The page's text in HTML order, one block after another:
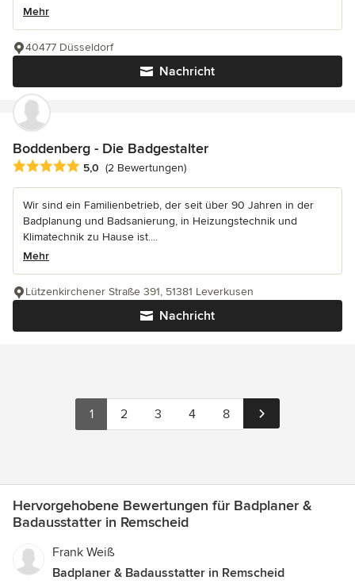
Mehr
Nachricht
40477 Düsseldorf
Boddenberg - Die Badgestalter
Durchschnittliche Bewertung: 5 von 5 Sternen
5,0 (2 Bewertungen)
Wir sind ein Familienbetrieb, der seit über 90 Jahren in der
Badplanung und Badsanierung, in Heizungstechnik und
Klimatechnik zu Hause ist....
Mehr
Nachricht
Lützenkirchener Straße 391, 51381 Leverkusen
1 2 3 4 8
Hervorgehobene Bewertungen für Badplaner &
Badausstatter in Remscheid
Frank Weiß
Badplaner & Badausstatter in Remscheid